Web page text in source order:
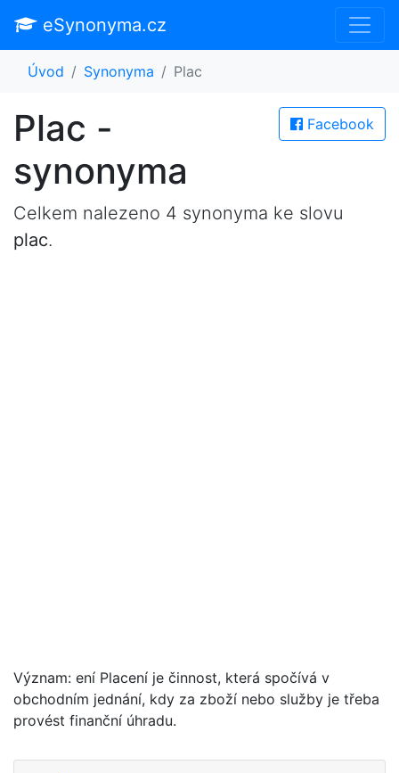
eSynonyma.cz
Úvod Synonyma Plac
Facebook
Plac -
synonyma
Celkem nalezeno 4 synonyma ke slovu
plac.
Význam: ení Placení je činnost, která spočívá v
obchodním jednání, kdy za zboží nebo služby je třeba
provést finanční úhradu.